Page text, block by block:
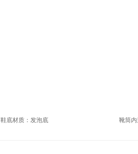
鞋底材质：发泡底 靴筒